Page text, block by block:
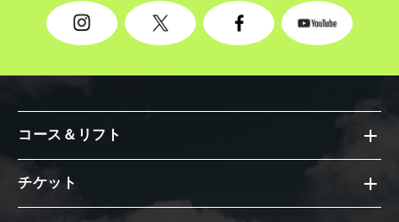
コース＆リフト
チケット